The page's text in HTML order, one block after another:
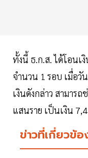
ทั้งนี้ ธ.ก.ส. ได้โอนเ
จำนวน 1 รอบ เมื่อวั
เงินดังกล่าว สามาร
แสนราย เป็นเงิน
ข่าวที่เกี่ยวข้อ